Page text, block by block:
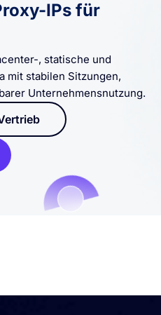
IPs für
, statische und
mit stabilen Sitzungen,
Unternehmensnutzung.